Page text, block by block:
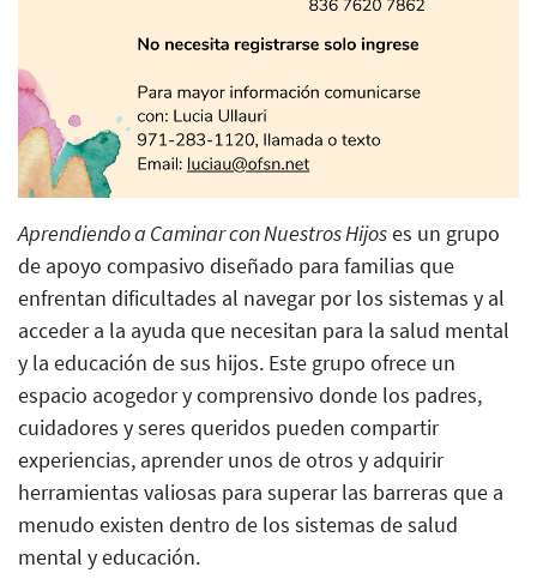
Aprendiendo a Caminar con Nuestros Hijoses un grupo
de apoyo compasivo diseñado para familias que
enfrentan dificultades al navegar por los sistemas y al
acceder a la ayuda que necesitan para la salud mental
y la educación de sus hijos. Este grupo ofrece un
espacio acogedor y comprensivo donde los padres,
cuidadores y seres queridos pueden compartir
experiencias, aprender unos de otros y adquirir
herramientas valiosas para superar las barreras que a
menudo existen dentro de los sistemas de salud
mental y educación.